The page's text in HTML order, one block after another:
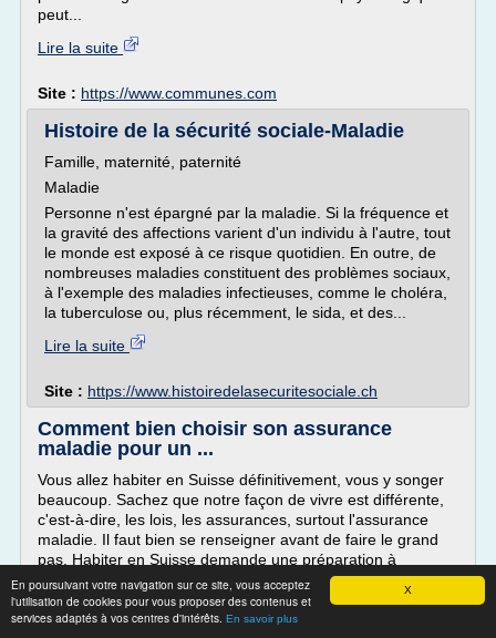
X
En poursuivant votre navigation sur ce site, vous acceptez
l'utilisation de cookies pour vous proposer des contenus et
services adaptés à vos centres d'intérêts. En savoir plus
peut...
Lire la suite
Site : https://www.communes.com
Histoire de la sécurité sociale-Maladie
Famille, maternité, paternité
Maladie
Personne n'est épargné par la maladie. Si la fréquence et
la gravité des affections varient d'un individu à l'autre, tout
le monde est exposé à ce risque quotidien. En outre, de
nombreuses maladies constituent des problèmes sociaux,
à l'exemple des maladies infectieuses, comme le choléra,
la tuberculose ou, plus récemment, le sida, et des...
Lire la suite
Site : https://www.histoiredelasecuritesociale.ch
Comment bien choisir son assurance
maladie pour un ...
Vous allez habiter en Suisse définitivement, vous y songer
beaucoup. Sachez que notre façon de vivre est différente,
c'est-à-dire, les lois, les assurances, surtout l'assurance
maladie. Il faut bien se renseigner avant de faire le grand
pas. Habiter en Suisse demande une préparation à
l'avance. Mais, voici quelques conseils qui vont vous aider
dans vos démarches.
L'assurance santé